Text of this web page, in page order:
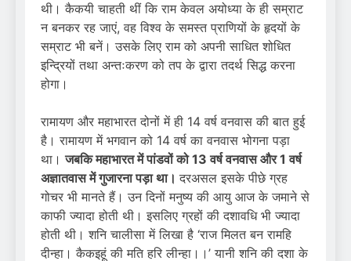
थी। कैकयी चाहती थीं कि राम केवल अयोध्या के ही सम्राट
न बनकर रह जाएं, वह विश्व के समस्त प्राणियों के हृदयों के
सम्राट भी बनें। उसके लिए राम को अपनी साधित शोधित
इन्द्रियों तथा अन्तःकरण को तप के द्वारा तदर्थ सिद्ध करना
होगा।
रामायण और महाभारत दोनों में ही 14 वर्ष वनवास की बात हुई
है। रामायण में भगवान को 14 वर्ष का वनवास भोगना पड़ा
था।जबकि महाभारत में पांडवों को 13 वर्ष वनवास और 1 वर्ष
अज्ञातवास में गुजारना पड़ा था।दरअसल इसके पीछे ग्रह
गोचर भी मानते हैं। उन दिनों मनुष्य की आयु आज के जमाने से
काफी ज्यादा होती थी। इसलिए ग्रहों की दशावधि भी ज्यादा
होती थी। शनि चालीसा में लिखा है ‘राज मिलत बन रामहि
दीन्हा। कैकइहूं की मति हरि लीन्हा।।’ यानी शनि की दशा के